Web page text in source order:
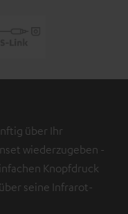
über Ihr
wiederzugeben -
Knopfdruck
seine Infrarot-